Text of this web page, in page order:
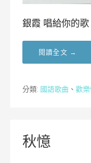
銀霞 唱給你的
閱讀全文 →
分類: 國語歌曲 、 歡
秋憶